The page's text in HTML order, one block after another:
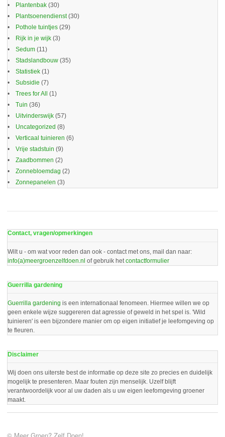
Plantenbak (30)
Plantsoenendienst(30)
Pothole tuintjes (29)
Rijk in je wijk (3)
Sedum (11)
Stadslandbouw (35)
Statistiek (1)
Subsidie (7)
Trees for All
(1)
Tuin (36)
Uitvinderswijk (57)
Uncategorized (8)
Verticaal tuinieren (6)
Vrije stadstuin (9)
Zaadbommen (2)
Zonnebloemdag (2)
Zonnepanelen (3)
Contact, vragen/opmerkingen
Wilt u - om wat voor reden dan ook - contact met ons, mail dan naar:
info(a)meergroenzelfdoen.nl of gebruik het contactformulier
Guerrilla gardening
Guerrilla gardening is een internationaal fenomeen. Hiermee willen we op
geen enkele wijze suggereren dat agressie of geweld in het spel is. 'Wild
tuinieren' is een bijzondere manier om op eigen initiatief je leefomgeving op
te fleuren.
Disclaimer
Wij doen ons uiterste best de informatie op deze site zo precies en duidelijk
mogelijk te presenteren. Maar fouten zijn menselijk. Uzelf blijft
verantwoordelijk voor al uw daden als u uw eigen leefomgeving groener
maakt.
© Meer Groen? Zelf Doen!